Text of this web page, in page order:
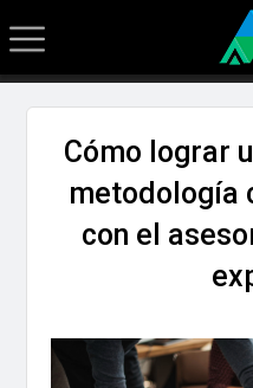
Cómo lograr
metodología
con el